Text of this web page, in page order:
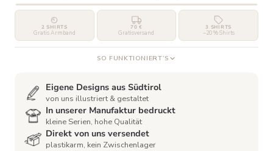
2 SHIRTS
Gratis Armband
70 €
Gratisversand
3 SHIRTS
−20 % Shirts
SO FUNKTIONIERT’S
Eigene Designs aus Südtirol
von uns illustriert & gestaltet
In unserer Manufaktur bedruckt
kleine Serien, hohe Qualität
Direkt von uns versendet
plastikarm, kein Zwischenlager